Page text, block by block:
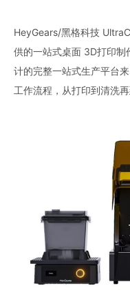
HeyGears/黑格科技
供的一站式桌面 3D打印
计的完整一站式生产平台
工作流程，从打印到清洗